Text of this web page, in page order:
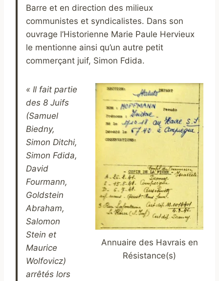
Barre et en direction des milieux
communistes et syndicalistes. Dans son
ouvrage l’Historienne Marie Paule Hervieux
le mentionne ainsi qu’un autre petit
commerçant juif, Simon Fdida.
Annuaire des Havrais en
Résistance(s)
« Il fait partie
des 8 Juifs
(Samuel
Biedny,
Simon Ditchi,
Simon Fdida,
David
Fourmann,
Goldstein
Abraham,
Salomon
Stein et
Maurice
Wolfovicz)
arrêtés lors